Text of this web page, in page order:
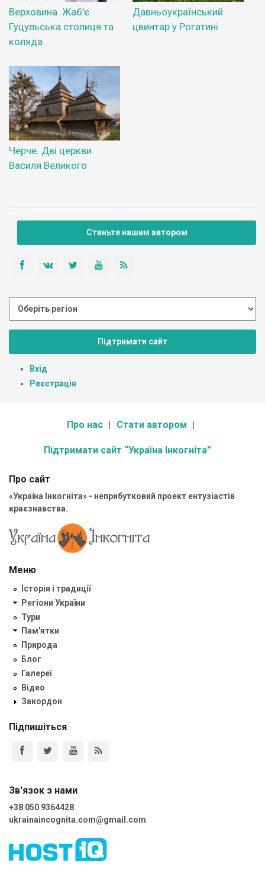
Верховина. Жаб’є.
Гуцульська столиця та
коляда
Давньоукраїнський
цвинтар у Рогатині
Черче. Дві церкви
Василя Великого
Станьте нашим автором
Підтримати сайт
Вхід
Реєстрація
Про нас Стати автором
Підтримати сайт “Україна Інкогніта”
Про сайт
«Україна Інкогніта» - неприбутковий проект ентузіастів
краєзнавства.
Меню
Історія і традиції
Регіони України
Тури
Пам'ятки
Природа
Блог
Галереї
Відео
Закордон
Підпишіться
Зв'язок з нами
+38 050 9364428
ukrainaincognita.com@gmail.com